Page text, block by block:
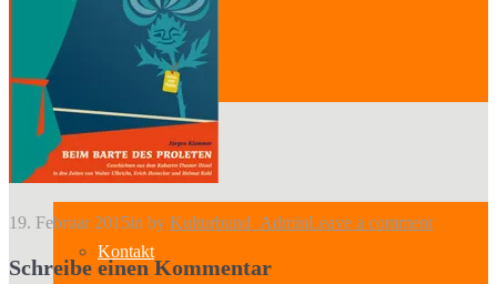
Kategorien
Verein
Kontakt
19. Februar 2015in by Kulturbund_AdminLeave a comment
Schreibe einen Kommentar